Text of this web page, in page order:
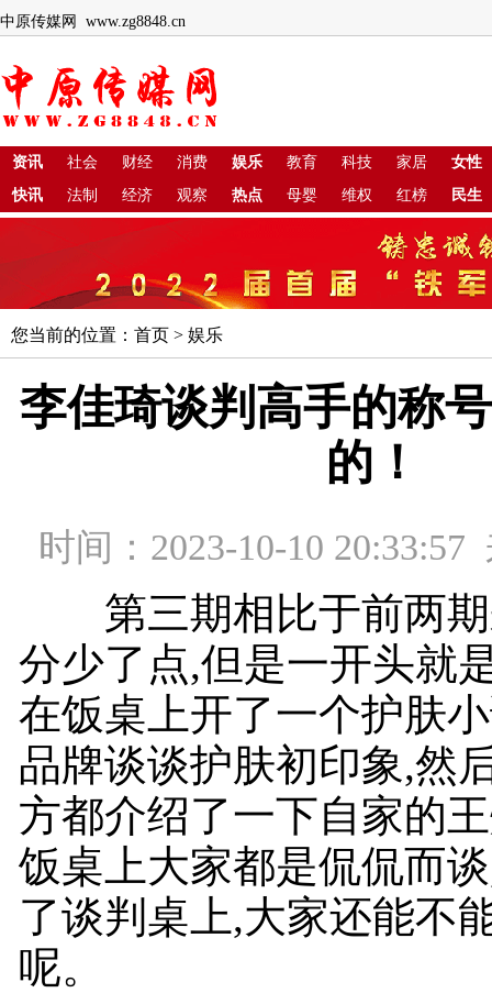
中原传媒网 www.zg8848.cn
资讯 社会 财经 消费 娱乐 教育 科技 家居
女性
快讯
法制 经济 观察 热点 母婴 维权 红榜 民生
您当前的位置： 首页 > 娱乐
李佳琦谈判高手的称
的！
时间：2023-10-10
第三期相比于前两期
分少了点,但是一开头就
在饭桌上开了一个护肤
品牌谈谈护肤初印象,然
方都介绍了一下自家的
饭桌上大家都是侃侃而
了谈判桌上,大家还能不
呢。